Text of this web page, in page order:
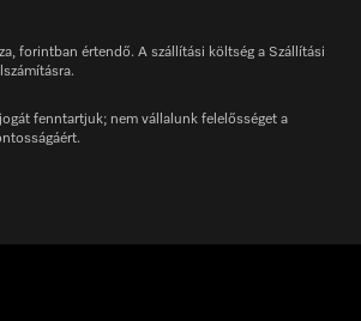
forintban értendő. A szállítási költség a Szállítási
fenntartjuk; nem vállalunk felelősséget a